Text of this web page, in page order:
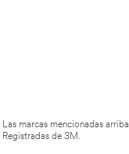
Las marcas mencionadas
Registradas de 3M.